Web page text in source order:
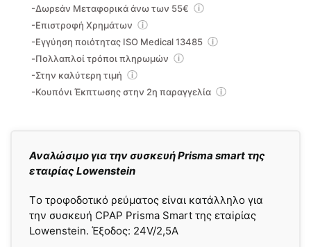
Αναλώσιμο για την συσκευή Prisma smart της
εταιρίας Lowenstein
Τo τροφοδοτικό ρεύματος είναι κατάλληλο για
την συσκευή CPAP Prisma Smart της εταiρίας
Lowenstein. Έξοδος: 24V/2,5A
-Δωρεάν Μεταφορικά άνω των 55€
-Επιστροφή Χρημάτων
-Εγγύηση ποιότητας ISO Medical 13485
-Πολλαπλοί τρόποι πληρωμών
-Στην καλύτερη τιμή
-Κουπόνι Έκπτωσης στην 2η παραγγελία